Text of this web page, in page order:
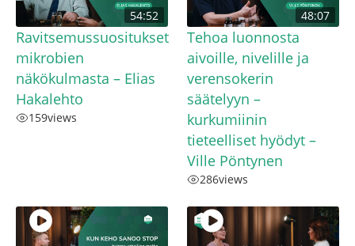
54:52
Ravitsemussuositukset
mikrobien
näkökulmasta – Elias
Hakalehto
159views
48:07
Tehoa luonnosta
aivoille, nivelille ja
verensokerin
säätelyyn –
kurkumiinin
tieteelliset hyödyt –
Ville Pöntynen
286views